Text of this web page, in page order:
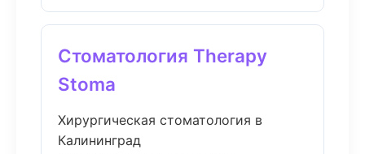
Стоматология Therapy
Stoma
Хирургическая стоматология в
Калининград